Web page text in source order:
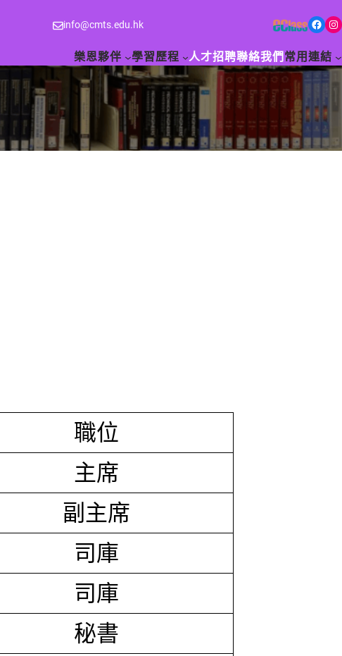
info@cmts.edu.hk Facebook Instagram
樂恩夥伴 學習歷程 人才招聘聯絡我們 常用連結
職位
主席
副主席
司庫
司庫
秘書